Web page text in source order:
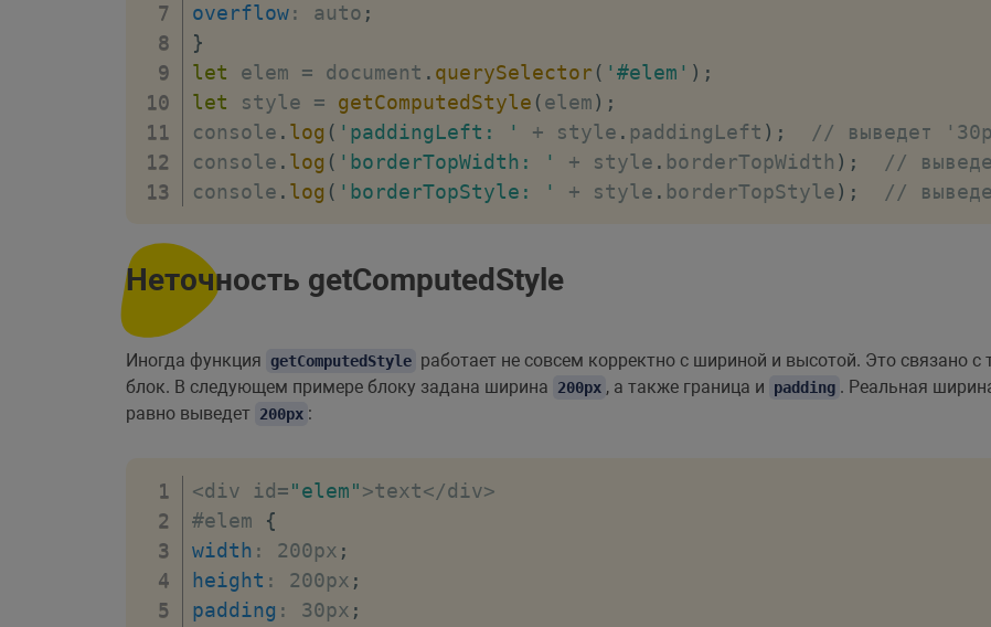
overflow: auto ;
}
let elem = document . querySelector ( '#elem' ) ;
let style = getComputedStyle (elem) ;
console . log ( 'paddingLeft: ' + style . paddingLeft ) ;
// выведет
console . log ( 'borderTopWidth: ' + style . borderTopWidth ) ;
//
console . log ( 'borderTopStyle: ' + style . borderTopStyle) ; //
Неточность getComputedStyle
Иногда функция getComputedStyle работает не совсем корректно с шириной и высотой. Это связано с
блок. В следующем примере блоку задана ширина
200px , а также граница и padding . Реальная
равно выведет 200px :
<div id="elem">text</div>
#elem {
width : 200px ;
height : 200px ;
padding : 30px ;